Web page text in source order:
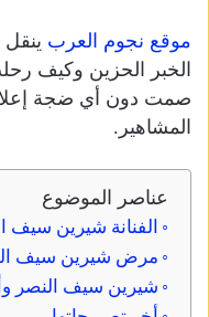
موقع نجوم العرب ينقل
الخبر الحزين وكيف
صمت دون أي ضجة
المشاهير.
عناصر الموضوع
الفنانة شيرين سيف
مرض شيرين سيف
شيرين سيف النصر